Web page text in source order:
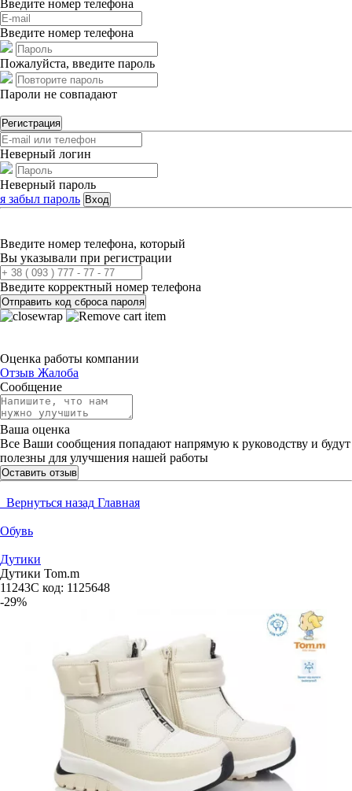
Введите номер телефона
Введите номер телефона
Пожалуйста, введите пароль
Пароли не совпадают
Регистрация
Неверный логин
Неверный пароль
я забыл пароль Вход
Введите номер телефона, который
Вы указывали при регистрации
Введите корректный номер телефона
Отправить код сброса пароля
Оценка работы компании
Отзыв Жалоба
Сообщение
Ваша оценка
Все Ваши сообщения попадают напрямую к руководству и будут
полезны для улучшения нашей работы
Оставить отзыв
Вернуться назад Главная
Обувь
Дутики
Дутики Tom.m
11243C код: 1125648
-29%